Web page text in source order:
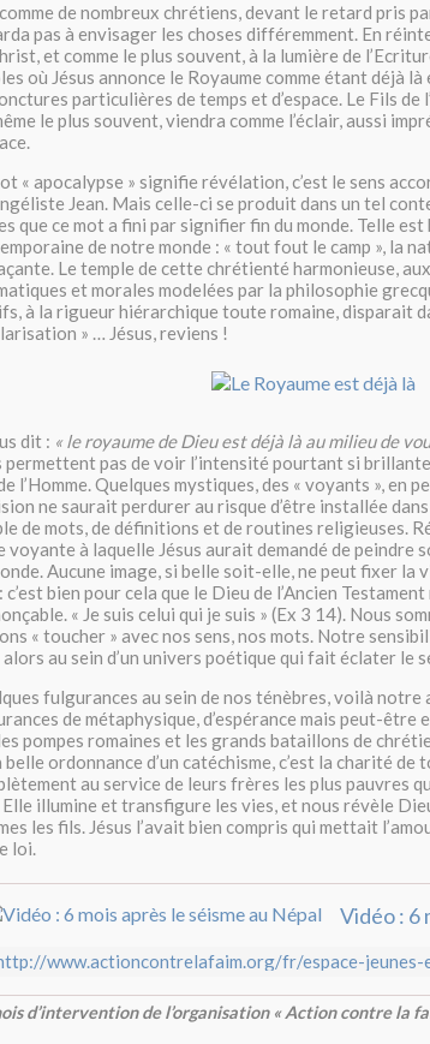
de nombreux chrétiens, devant le retard pris
pas à envisager les choses différemment. En
et comme le plus souvent, à la lumière de
où Jésus annonce le Royaume comme étant déjà
particulières de temps et d’espace. Le Fils de
le plus souvent, viendra comme l’éclair, aussi
« apocalypse » signifie révélation, c’est le sens
Jean. Mais celle-ci se produit dans un tel
que ce mot a fini par signifier fin du monde. Telle
de notre monde : « tout fout le camp », la
Le temple de cette chrétienté harmonieuse,
et morales modelées par la philosophie
à la rigueur hiérarchique toute romaine, disparait
» … Jésus, reviens !
dit : « le royaume de Dieu est déjà là au milieu de
permettent pas de voir l’intensité pourtant si brillante
l’Homme. Quelques mystiques, des « voyants », en
ne saurait perdurer au risque d’être installée dans
de mots, de définitions et de routines religieuses.
voyante à laquelle Jésus aurait demandé de
Aucune image, si belle soit-elle, ne peut fixer la
c’est bien pour cela que le Dieu de l’Ancien Testament
« Je suis celui qui je suis » (Ex 3 14). Nous
« toucher » avec nos sens, nos mots. Notre
alors au sein d’un univers poétique qui fait éclater le
fulgurances au sein de nos ténèbres, voilà notre
de métaphysique, d’espérance mais peut-être
pompes romaines et les grands bataillons de
belle ordonnance d’un catéchisme, c’est la charité de
au service de leurs frères les plus pauvres
illumine et transfigure les vies, et nous révèle
les fils. Jésus l’avait bien compris qui mettait
loi.
d’intervention de l’organisation « Action contre la